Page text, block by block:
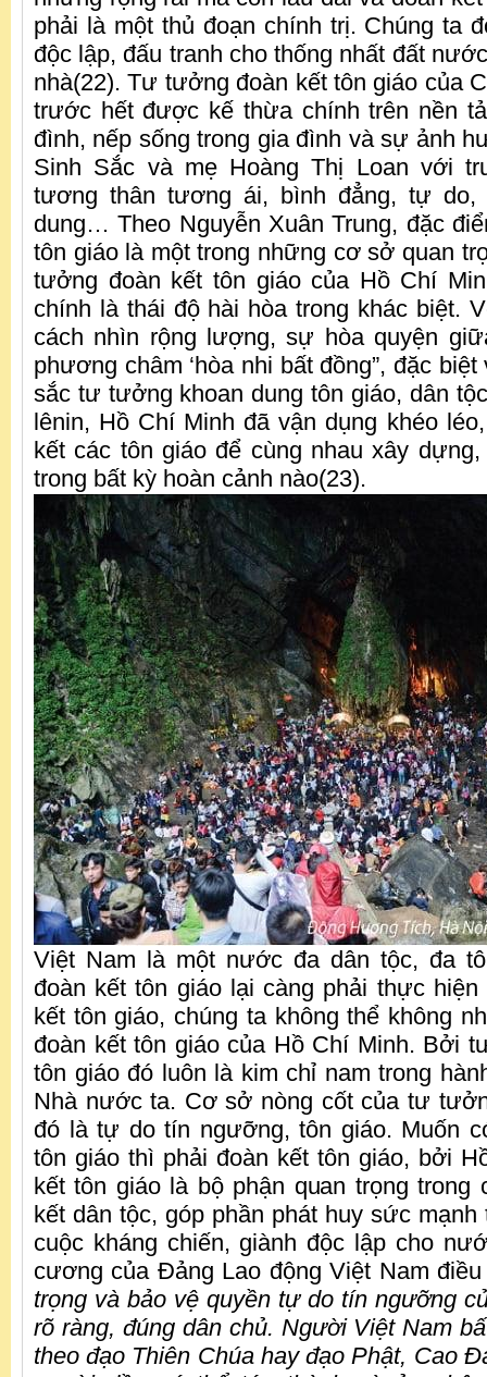
phải là một thủ đoạn chính trị. Chúng ta
độc lập, đấu tranh cho thống nhất đất
nhà(22). Tư tưởng đoàn kết tôn giáo của
trước hết được kế thừa chính trên nền
đình, nếp sống trong gia đình và sự ảnh
Sinh Sắc và mẹ Hoàng Thị Loan với
tương thân tương ái, bình đẳng, tự do,
dung… Theo Nguyễn Xuân Trung, đặc
tôn giáo là một trong những cơ sở quan
tưởng đoàn kết tôn giáo của Hồ Chí
chính là thái độ hài hòa trong khác biệt.
cách nhìn rộng lượng, sự hòa quyện
phương châm ‘hòa nhi bất đồng”, đặc
sắc tư tưởng khoan dung tôn giáo, dân
lênin, Hồ Chí Minh đã vận dụng khéo
kết các tôn giáo để cùng nhau xây
trong bất kỳ hoàn cảnh nào(23).
Việt Nam là một nước đa dân tộc, đa
đoàn kết tôn giáo lại càng phải thực hiện
kết tôn giáo, chúng ta không thể không
đoàn kết tôn giáo của Hồ Chí Minh. Bởi
tôn giáo đó luôn là kim chỉ nam trong
Nhà nước ta. Cơ sở nòng cốt của tư
đó là tự do tín ngưỡng, tôn giáo. Muốn
tôn giáo thì phải đoàn kết tôn giáo, bởi
kết tôn giáo là bộ phận quan trọng trong
kết dân tộc, góp phần phát huy sức mạnh
cuộc kháng chiến, giành độc lập cho
cương của Đảng Lao động Việt Nam
trọng và bảo vệ quyền tự do tín ngưỡng
rõ ràng, đúng dân chủ. Người Việt Nam
theo đạo Thiên Chúa hay đạo Phật, Cao